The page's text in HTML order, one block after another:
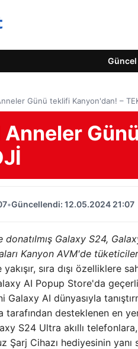
Günü teklifi Kanyon'dan! –
Anneler
•Güncellendi: 12.05.2024 21:07
Galaxy S24,
Kanyon AVM'de
sıra dışı özelliklere
AI Popup Store'da
Galaxy AI dünyasıyla
tarafından desteklenen en
S24 Ultra akıllı
Şarj Cihazı hediyesinin